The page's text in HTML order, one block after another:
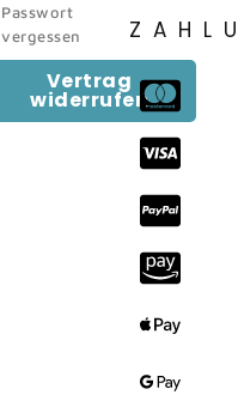
Passwort
vergessen
Vertrag
widerrufen